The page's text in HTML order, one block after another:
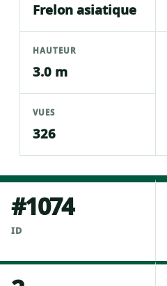
Frelon asiatique
HAUTEUR
3.0 m
VUES
326
#1074
ID